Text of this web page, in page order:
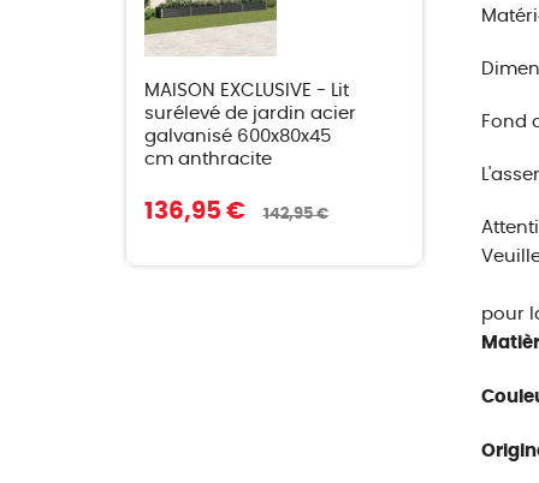
MAISON EXCLUSIVE - Lit
surélevé de jardin acier
galvanisé 600x80x45
cm anthracite
136,95 € 142,95 €
Fond
pour